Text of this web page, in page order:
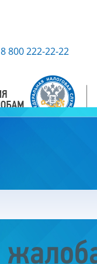
800 222-22-22